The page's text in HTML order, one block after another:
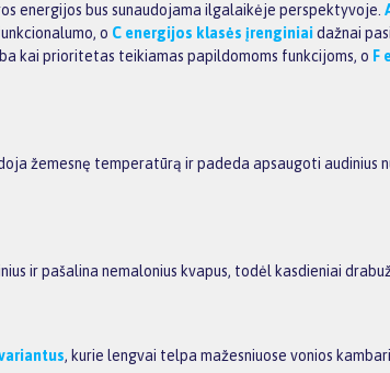
energijos bus sunaudojama ilgalaikėje perspektyvoje.
o C energijos klasės įrenginiaidažnai
kai prioritetas teikiamas papildomoms funkcijoms, o F
žemesnę temperatūrą ir padeda apsaugoti audinius
ir pašalina nemalonius kvapus, todėl kasdieniai
, kurie lengvai telpa mažesniuose vonios